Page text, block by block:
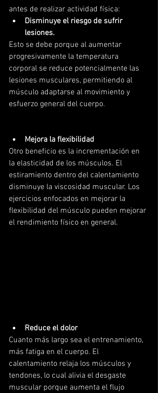
antes de realizar actividad física:
Disminuye el riesgo de sufrir
lesiones.
Esto se debe porque al aumentar
progresivamente la temperatura
corporal se reduce potencialmente las
lesiones musculares, permitiendo al
músculo adaptarse al movimiento y
esfuerzo general del cuerpo.
Mejora la flexibilidad
Otro beneficio es la incrementación en
la elasticidad de los músculos. El
estiramiento dentro del calentamiento
disminuye la viscosidad muscular. Los
ejercicios enfocados en mejorar la
flexibilidad del músculo pueden mejorar
el rendimiento físico en general.
Reduce el dolor
Cuanto más largo sea el entrenamiento,
más fatiga en el cuerpo. El
calentamiento relaja los músculos y
tendones, lo cual alivia el desgaste
muscular porque aumenta el flujo